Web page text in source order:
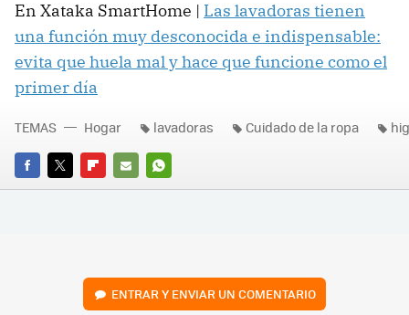
En Xataka SmartHome | Las lavadoras tienen
una función muy desconocida e indispensable:
evita que huela mal y hace que funcione como el
primer día
FACEBOOK
TWITTERFLIPBOARD
E-
WHATSAPP
TEMAS Hogar lavadoras Cuidado de la ropa
ENTRAR Y ENVIAR UN COMENTARIO